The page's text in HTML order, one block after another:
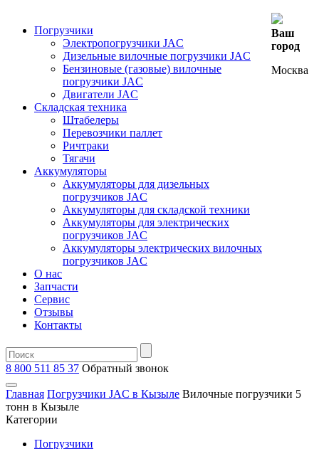
Погрузчики
Электропогрузчики JAC
Дизельные вилочные погрузчики JAC
Бензиновые (газовые) вилочные
погрузчики JAC
Двигатели JAC
Складская техника
Штабелеры
Перевозчики паллет
Ричтраки
Тягачи
Аккумуляторы
Аккумуляторы для дизельных
погрузчиков JAC
Аккумуляторы для складской техники
Аккумуляторы для электрических
погрузчиков JAC
Аккумуляторы электрических вилочных
погрузчиков JAC
О нас
Запчасти
Сервис
Отзывы
Контакты
Ваш
город
Москва
8 800 511 85 37 Oбратный звонок
Главная Погрузчики JAC в Кызыле Вилочные погрузчики 5
тонн в Кызыле
Категории
Погрузчики